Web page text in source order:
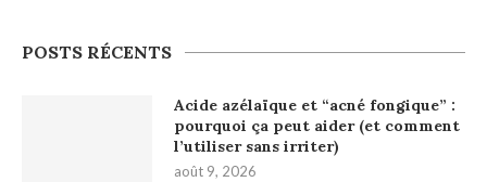
POSTS RÉCENTS
Acide azélaïque et “acné fongique” :
pourquoi ça peut aider (et comment
l’utiliser sans irriter)
août 9, 2026